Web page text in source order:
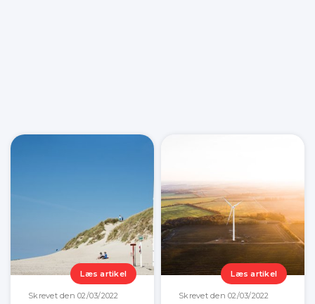
Læs artikel
Skrevet den 02/03/2022
Læs artikel
Skrevet den 02/03/2022